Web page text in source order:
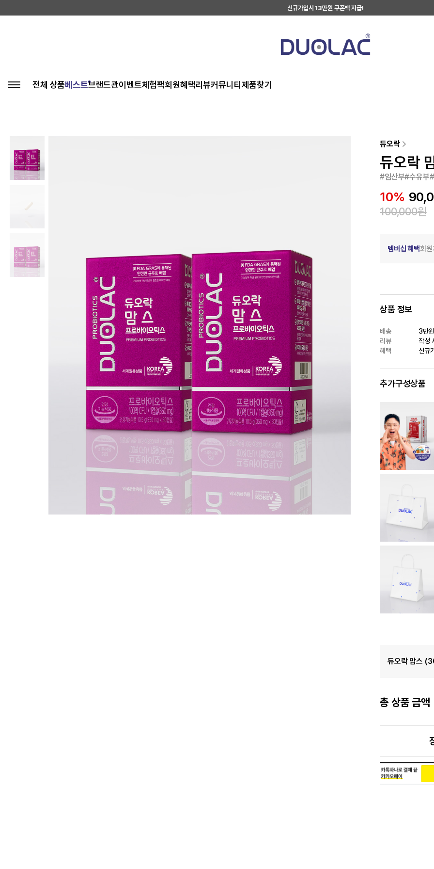
신규가입시 13만원 쿠폰팩 지급!
전체 상품베스트브랜드관이벤트체험팩회원혜택리뷰커뮤니티 제품찾기
듀오락
듀오락
#임산부#수유부
10%
100,000원
멤버십 혜택회
상품 정보
배송
3만
리뷰
작성
혜택
신규
추가구성상품
듀오락 맘스
총 상품 금액